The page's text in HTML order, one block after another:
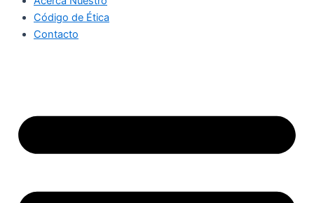
Código de Ética
Contacto